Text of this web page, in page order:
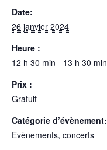
Date:
26 janvier 2024
Heure :
12 h 30 min - 13 h 30 min
Prix :
Gratuit
Catégorie d’évènement:
Evènements, concerts